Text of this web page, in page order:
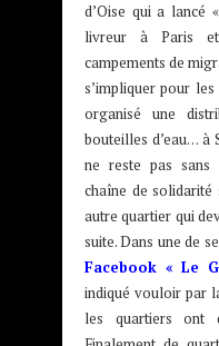
d’Oise qui a lancé
livreur à Paris
campements de
s’impliquer pour
organisé une
bouteilles d’eau… à
ne reste pas sans
chaîne de solidarité
autre quartier qui
suite. Dans une de
Facebook « Le
indiqué vouloir par
les quartiers ont